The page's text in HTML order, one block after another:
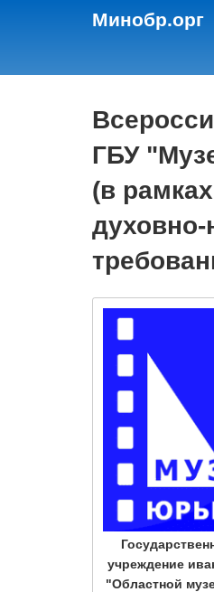
Минобр.орг
ГБУ
(в
духовно-
учреждение
"Областной